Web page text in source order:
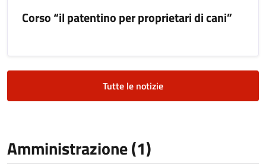
Corso “il patentino per proprietari di cani”
Tutte le notizie
Amministrazione (1)